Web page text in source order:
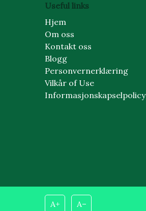
Useful links
Hjem
Om oss
Kontakt oss
Blogg
Personvernerklæring
Vilkår of Use
Informasjonskapselpolicy
A+ A–